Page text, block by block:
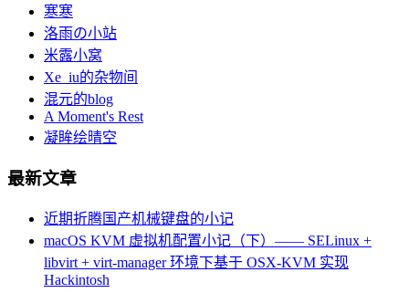
寒寒
洛雨の小站
米露小窝
Xe_iu的杂物间
混元的blog
A Moment's Rest
凝眸绘晴空
最新文章
近期折腾国产机械键盘的小记
macOS KVM 虚拟机配置小记（下）—— SELinux +
libvirt + virt-manager 环境下基于 OSX-KVM 实现
Hackintosh